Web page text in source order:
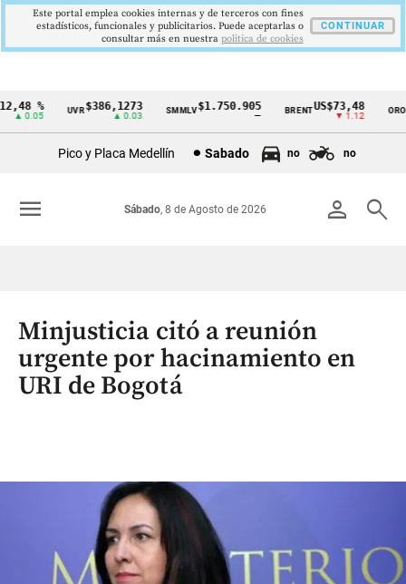
Cintillo
Colombia
%
▲ 0.05
UVR$386,1273
▲ 0.03
SMMLV$1.750.905 BRENTUS$73,48
▼ 1.12
ORO
Pico y Placa Medellín Sabado no no
person search
Sábado, 8 de Agosto de 2026
menu
Minjusticia citó a reunión
urgente por hacinamiento en
URI de Bogotá
Este portal emplea cookies internas y de terceros con fines
estadísticos, funcionales y publicitarios. Puede aceptarlas o
consultar más en nuestra politica de cookies
CONTINUAR